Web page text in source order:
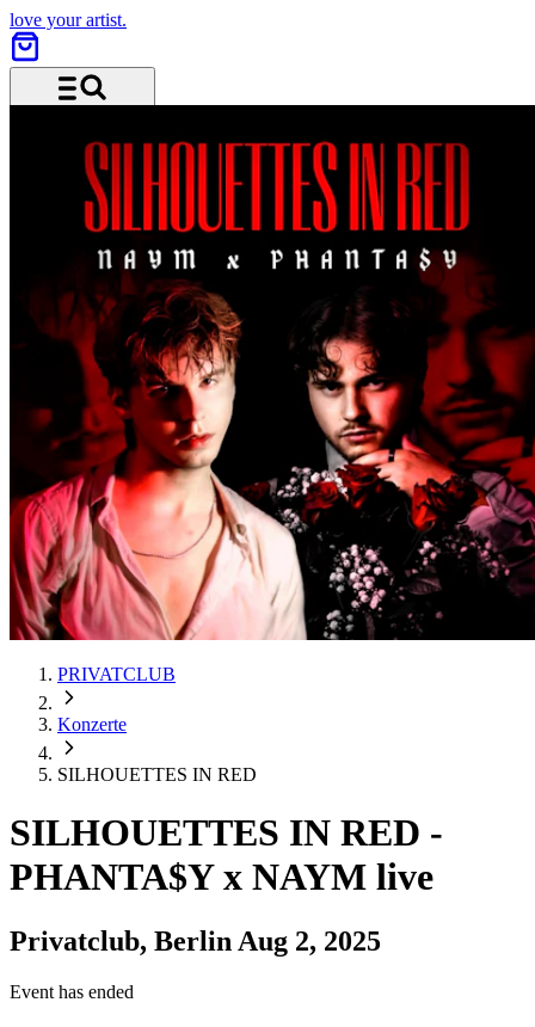
love your artist.
PRIVATCLUB
Konzerte
SILHOUETTES IN RED
SILHOUETTES IN RED -
PHANTA$Y x NAYM live
Privatclub, Berlin Aug 2, 2025
Event has ended